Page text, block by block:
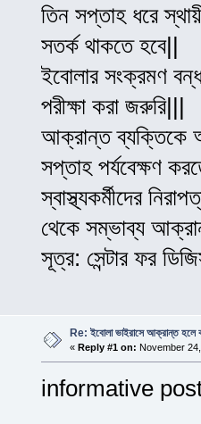
তিন সপ্তাহ ধরে
সতর্ক থাকতে হবে||
ইবোলার সংক্রমণ
পরীক্ষা করা জরুরি|||
আক্রান্ত ব্যক্তিকে
সপ্তাহ পর্যবেক্ষণ
স্বাস্থ্যকর্মীদের
থেকে সম্ভাব্য
সূত্র: সেন্টার ফর
Re: ইবোলা ভাইরাসে আক্রান্ত হলে
« Reply #1 on: November
informative